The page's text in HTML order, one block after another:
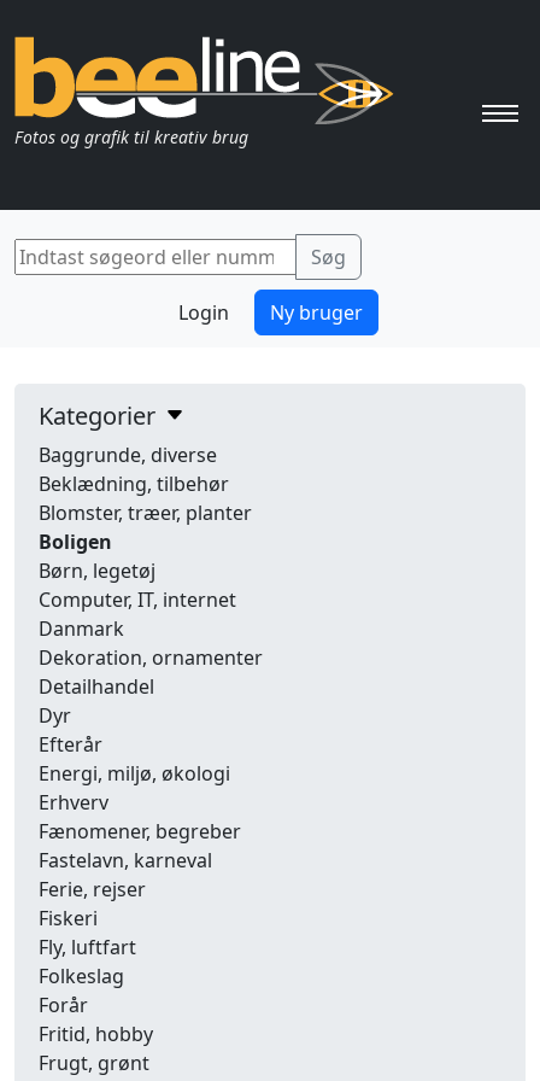
Fotos og grafik til kreativ brug
Login Ny bruger
Kategorier
Baggrunde, diverse
Beklædning, tilbehør
Blomster, træer, planter
Boligen
Børn, legetøj
Computer, IT, internet
Danmark
Dekoration, ornamenter
Detailhandel
Dyr
Efterår
Energi, miljø, økologi
Erhverv
Fænomener, begreber
Fastelavn, karneval
Ferie, rejser
Fiskeri
Fly, luftfart
Folkeslag
Forår
Fritid, hobby
Frugt, grønt